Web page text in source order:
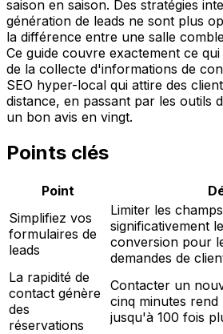
saison en saison. Des stratégies
génération de leads ne sont plus
la différence entre une salle
Ce guide couvre exactement ce
de la collecte d'informations de
SEO hyper-local qui attire des
distance, en passant par les outils
un bon avis en vingt.
Points clés
Point
Simplifiez vos
formulaires de
leads
Limiter les
significativement
conversion pour
demandes de
La rapidité de
contact génère
des
réservations
Contacter un
cinq minutes
jusqu'à 100 fois